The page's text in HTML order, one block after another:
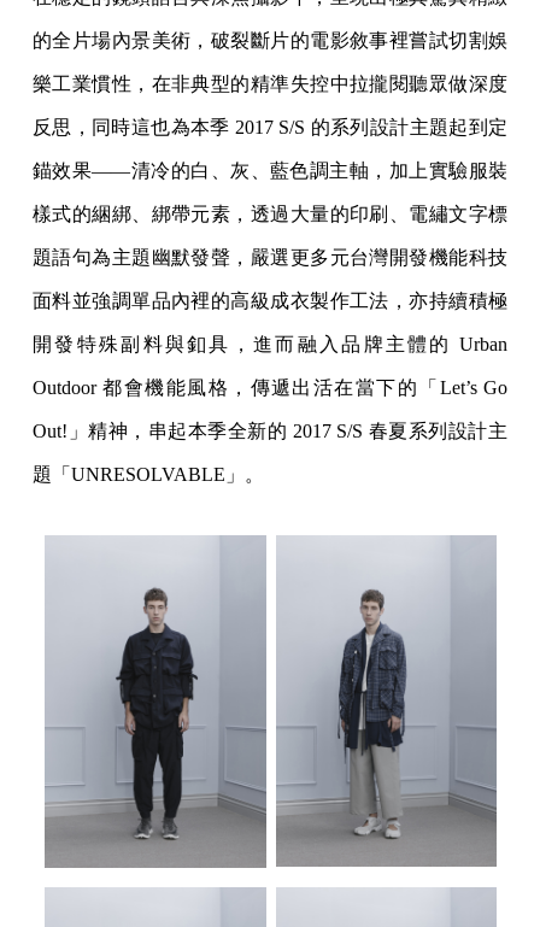
的全片場內景美術，破裂斷片的電影敘事裡嘗試切割娛
樂工業慣性，在非典型的精準失控中拉攏閱聽眾做深度
反思，同時這也為本季 2017 S/S 的系列設計主題起到定
錨效果——清冷的白、灰、藍色調主軸，加上實驗服裝
樣式的綑綁、綁帶元素，透過大量的印刷、電繡文字標
題語句為主題幽默發聲，嚴選更多元台灣開發機能科技
面料並強調單品內裡的高級成衣製作工法，亦持續積極
開發特殊副料與釦具，進而融入品牌主體的 Urban
Outdoor 都會機能風格，傳遞出活在當下的「Let’s Go
Out!」精神，串起本季全新的 2017 S/S 春夏系列設計主
題「UNRESOLVABLE」。